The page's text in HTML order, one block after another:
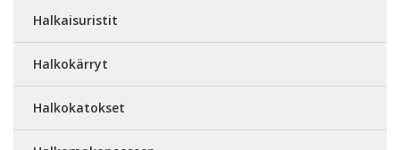
Halkaisuristit
Halkokärryt
Halkokatokset